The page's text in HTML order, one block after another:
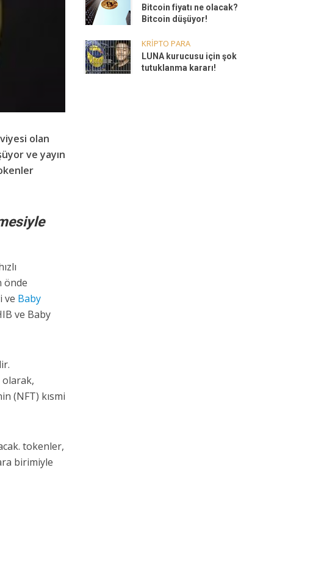
olan
ve yayın
önde
ve Baby
ve Baby
(NFT) kısmi
tokenler,
birimiyle
Bitcoin fiyatı ne olacak?
Bitcoin düşüyor!
KRIPTO PARA
LUNA kurucusu için şok
tutuklanma kararı!